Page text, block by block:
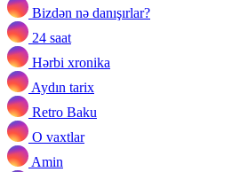
Bizdən nə danışırlar?
24 saat
Hərbi xronika
Aydın tarix
Retro Baku
O vaxtlar
Amin